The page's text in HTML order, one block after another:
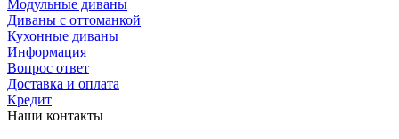
Модульные диваны
Диваны с оттоманкой
Кухонные диваны
Информация
Вопрос ответ
Доставка и оплата
Кредит
Наши контакты